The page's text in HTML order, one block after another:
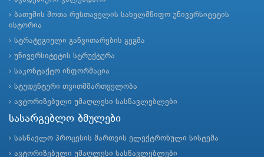
ბათუმის შოთა რუსთაველის სახელმწიფო უნივერსიტეტის
ისტორია
სტრატეგიული განვითარების გეგმა
უნივერსიტეტის სტრუქტურა
საკონტაქტო ინფორმაცია
სტუდენტური თვითმმართველობა
ავტორიზებული უმაღლესი სასწავლებლები
სასარგებლო ბმულები
სასწავლო პროცესის მართვის ელექტრონული სისტემა
ავტორიზებული უმაღლესი სასწავლებლები